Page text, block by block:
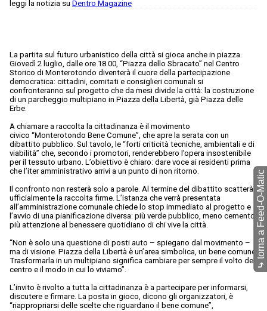
leggi la notizia su Dentro Magazine
La partita sul futuro urbanistico della città si gioca anche in piazza.
Giovedì 2 luglio, dalle ore 18.00, “Piazza dello Sbracato” nel Centro
Storico di Monterotondo diventerà il cuore della partecipazione
democratica: cittadini, comitati e consiglieri comunali si
confronteranno sul progetto che da mesi divide la città: la costruzione
di un parcheggio multipiano in Piazza della Libertà, già Piazza delle
Erbe.
A chiamare a raccolta la cittadinanza è il movimento
civico “Monterotondo Bene Comune”, che apre la serata con un
dibattito pubblico. Sul tavolo, le “forti criticità tecniche, ambientali e di
viabilità” che, secondo i promotori, renderebbero l’opera insostenibile
per il tessuto urbano. L’obiettivo è chiaro: dare voce ai residenti prima
che l’iter amministrativo arrivi a un punto di non ritorno.
Il confronto non resterà solo a parole. Al termine del dibattito scatterà
ufficialmente la raccolta firme. L’istanza che verrà presentata
all’amministrazione comunale chiede lo stop immediato al progetto e
l’avvio di una pianificazione diversa: più verde pubblico, meno cemento,
più attenzione al benessere quotidiano di chi vive la città.
“Non è solo una questione di posti auto – spiegano dal movimento –
ma di visione. Piazza della Libertà è un’area simbolica, un bene comune.
Trasformarla in un multipiano significa cambiare per sempre il volto del
centro e il modo in cui lo viviamo”.
L’invito è rivolto a tutta la cittadinanza è a partecipare per informarsi,
discutere e firmare. La posta in gioco, dicono gli organizzatori, è
“riappropriarsi delle scelte che riguardano il bene comune”,
⤷
torna a Feed-O-Matic